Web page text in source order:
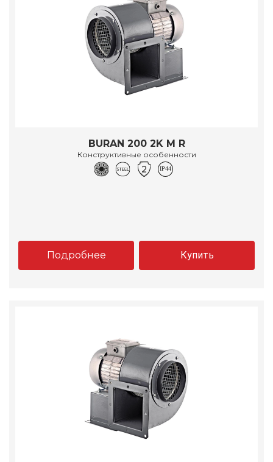
BURAN 200 2K M R
Конструктивные особенности
Подробнее Купить